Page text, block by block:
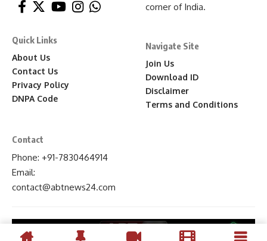
corner of India.
Quick Links
About Us
Contact Us
Privacy Policy
DNPA Code
Navigate Site
Join Us
Download ID
Disclaimer
Terms and Conditions
Contact
Phone: +91-7830464914
Email:
contact@abtnews24.com